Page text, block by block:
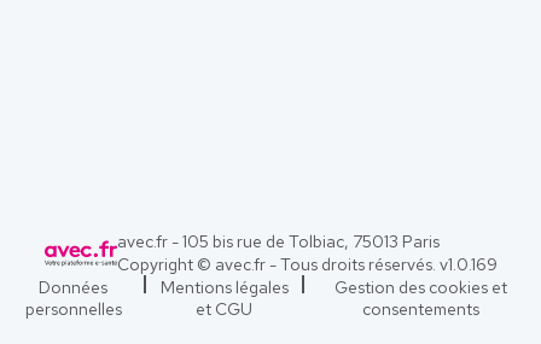
avec.fr - 105 bis rue de Tolbiac, 75013 Paris
Copyright © avec.fr - Tous droits réservés. v1.0.169
Données
personnelles
Mentions légales
et CGU
Gestion des cookies et
consentements